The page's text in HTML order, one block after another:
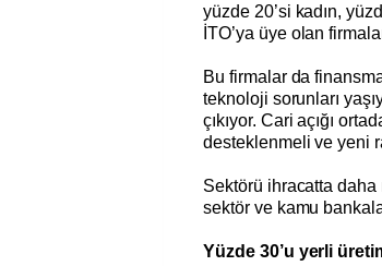
yüzde 20’si kadın,
İTO’ya üye olan
Bu firmalar da
teknoloji sorunları
çıkıyor. Cari açığı
desteklenmeli ve yeni
Sektörü ihracatta
sektör ve kamu
Yüzde 30’u yerli